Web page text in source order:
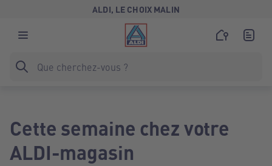
ALDI, LE CHOIX MALIN
Cette semaine chez votre
ALDI-magasin